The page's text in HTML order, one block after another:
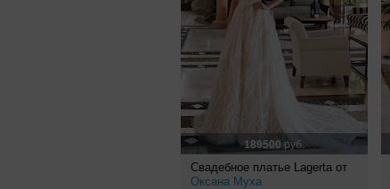
189500 руб.
Свадебное платье Lagerta от
Оксана Муха